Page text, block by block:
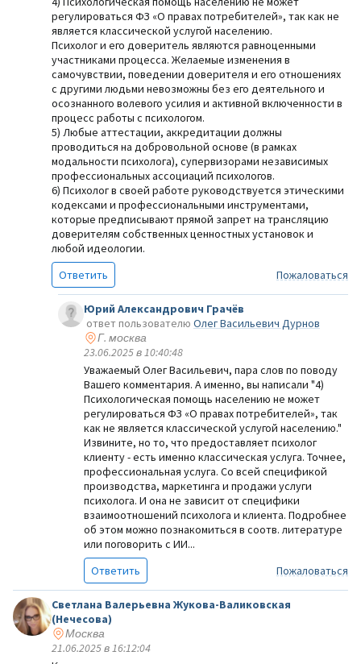
регулироваться ФЗ «О правах потребителей», так как не
является классической услугой населению.
Психолог и его доверитель являются равноценными
участниками процесса. Желаемые изменения в
самочувствии, поведении доверителя и его отношениях
с другими людьми невозможны без его деятельного и
осознанного волевого усилия и активной включенности в
процесс работы с психологом.
5) Любые аттестации, аккредитации должны
проводиться на добровольной основе (в рамках
модальности психолога), супервизорами независимых
профессиональных ассоциаций психологов.
6) Психолог в своей работе руководствуется этическими
кодексами и профессиональными инструментами,
которые предписывают прямой запрет на трансляцию
доверителям собственных ценностных установок и
любой идеологии.
Ответить
Пожаловаться
Юрий Александрович Грачёв
ответ пользователю Олег Васильевич Дурнов
Г. москва
23.06.2025 в 10:40:48
Уважаемый Олег Васильевич, пара слов по поводу
Вашего комментария. А именно, вы написали "4)
Психологическая помощь населению не может
регулироваться ФЗ «О правах потребителей», так
как не является классической услугой населению."
Извините, но то, что предоставляет психолог
клиенту - есть именно классическая услуга. Точнее,
профессиональная услуга. Со всей спецификой
производства, маркетинга и продажи услуги
психолога. И она не зависит от специфики
взаимоотношений психолога и клиента. Подробнее
об этом можно познакомиться в соотв. литературе
или поговорить с ИИ...
Ответить
Пожаловаться
Светлана Валерьевна Жукова-Валиковская
(Нечесова)
Москва
21.06.2025 в 16:12:04